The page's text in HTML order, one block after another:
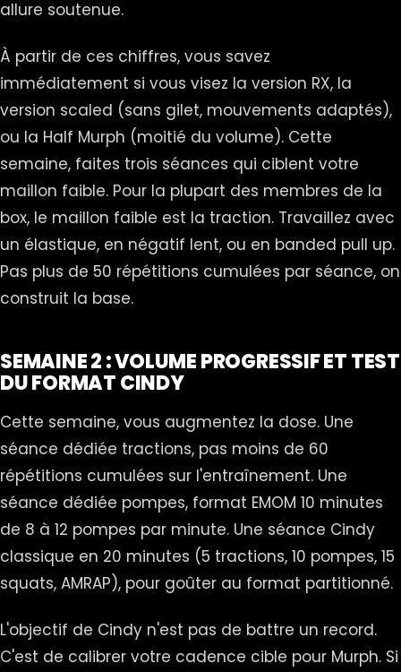
allure soutenue.
À partir de ces chiffres, vous savez
immédiatement si vous visez la version RX, la
version scaled (sans gilet, mouvements adaptés),
ou la Half Murph (moitié du volume). Cette
semaine, faites trois séances qui ciblent votre
maillon faible. Pour la plupart des membres de la
box, le maillon faible est la traction. Travaillez avec
un élastique, en négatif lent, ou en banded pull up.
Pas plus de 50 répétitions cumulées par séance, on
construit la base.
SEMAINE 2 : VOLUME PROGRESSIF ET TEST
DU FORMAT CINDY
Cette semaine, vous augmentez la dose. Une
séance dédiée tractions, pas moins de 60
répétitions cumulées sur l'entraînement. Une
séance dédiée pompes, format EMOM 10 minutes
de 8 à 12 pompes par minute. Une séance Cindy
classique en 20 minutes (5 tractions, 10 pompes, 15
squats, AMRAP), pour goûter au format partitionné.
L'objectif de Cindy n'est pas de battre un record.
C'est de calibrer votre cadence cible pour Murph. Si